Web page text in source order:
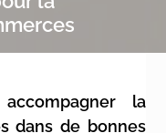
la
dans de bonnes